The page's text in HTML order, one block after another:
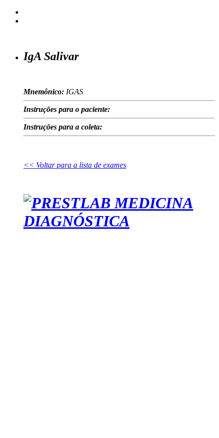
IgA Salivar
Mnemônico: IGAS
Instruções para o paciente:
Instruções para a coleta:
<< Voltar para a lista de exames